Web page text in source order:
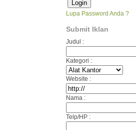
Lupa Password Anda ?
Submit Iklan
Judul :
Kategori :
Website :
Nama :
Telp/HP :